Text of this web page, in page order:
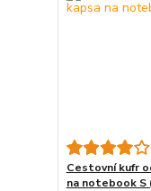
Cestovní kufr
na notebook S